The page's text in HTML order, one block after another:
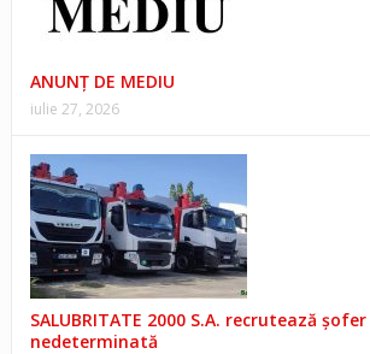
ANUNŢ DE MEDIU
iulie 27, 2026
SALUBRITATE 2000 S.A. recrutează
nedeterminată